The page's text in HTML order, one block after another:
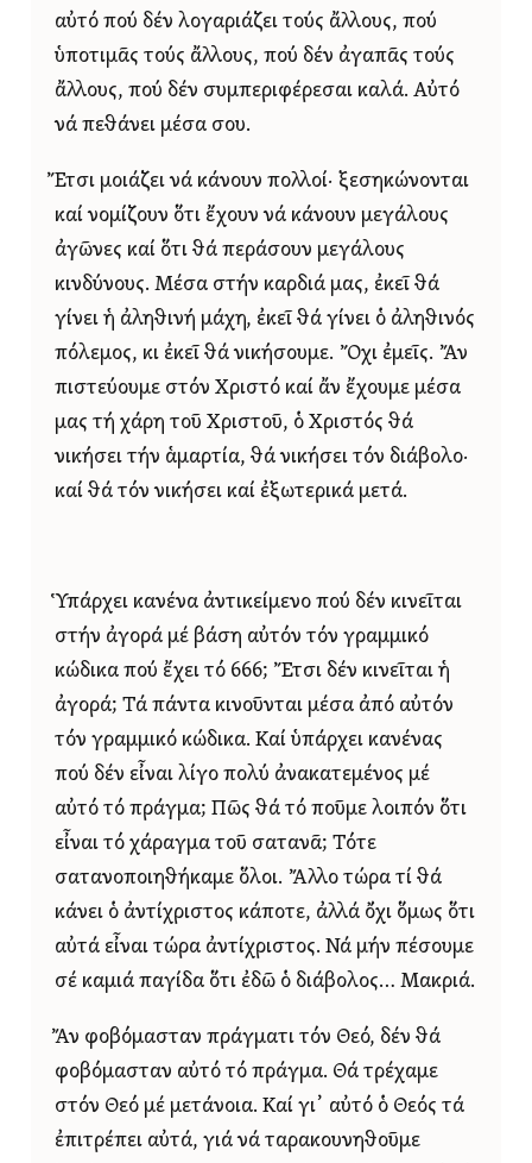
αὐτό πού δέν λογαριάζει τούς ἄλλους, πού
ὑποτιμᾶς τούς ἄλλους, πού δέν ἀγαπᾶς τούς
ἄλλους, πού δέν συμπεριφέρεσαι καλά. Αὐτό
νά πεθάνει μέσα σου.
Ἔτσι μοιάζει νά κάνουν πολλοί· ξεσηκώνονται
καί νομίζουν ὅτι ἔχουν νά κάνουν μεγάλους
ἀγῶνες καί ὅτι θά περάσουν μεγάλους
κινδύνους. Μέσα στήν καρδιά μας, ἐκεῖ θά
γίνει ἡ ἀληθινή μάχη, ἐκεῖ θά γίνει ὁ ἀληθινός
πόλεμος, κι ἐκεῖ θά νικήσουμε. Ὄχι ἐμεῖς. Ἄν
πιστεύουμε στόν Χριστό καί ἄν ἔχουμε μέσα
μας τή χάρη τοῦ Χριστοῦ, ὁ Χριστός θά
νικήσει τήν ἁμαρτία, θά νικήσει τόν διάβολο·
καί θά τόν νικήσει καί ἐξωτερικά μετά.
Ὑπάρχει κανένα ἀντικείμενο πού δέν κινεῖται
στήν ἀγορά μέ βάση αὐτόν τόν γραμμικό
κώδικα πού ἔχει τό 666; Ἔτσι δέν κινεῖται ἡ
ἀγορά; Τά πάντα κινοῦνται μέσα ἀπό αὐτόν
τόν γραμμικό κώδικα. Καί ὑπάρχει κανένας
πού δέν εἶναι λίγο πολύ ἀνακατεμένος μέ
αὐτό τό πράγμα; Πῶς θά τό ποῦμε λοιπόν ὅτι
εἶναι τό χάραγμα τοῦ σατανᾶ; Τότε
σατανοποιηθήκαμε ὅλοι. Ἄλλο τώρα τί θά
κάνει ὁ ἀντίχριστος κάποτε, ἀλλά ὄχι ὅμως ὅτι
αὐτά εἶναι τώρα ἀντίχριστος. Νά μήν πέσουμε
σέ καμιά παγίδα ὅτι ἐδῶ ὁ διάβολος… Μακριά.
Ἄν φοβόμασταν πράγματι τόν Θεό, δέν θά
φοβόμασταν αὐτό τό πράγμα. Θά τρέχαμε
στόν Θεό μέ μετάνοια. Καί γι᾿ αὐτό ὁ Θεός τά
ἐπιτρέπει αὐτά, γιά νά ταρακουνηθοῦμε